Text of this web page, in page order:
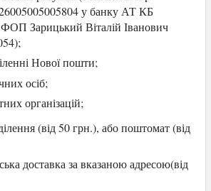
у банку АТ КБ
ФОП Зарицький Віталій Іванович
);
Нової пошти;
осіб;
організацій;
(від 50 грн.), абопоштомат (від
доставка за вказаною адресою(від